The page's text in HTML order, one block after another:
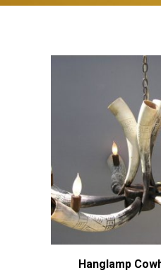
Hanglamp